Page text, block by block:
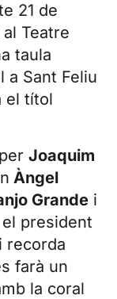
21 de
Teatre
taula
a Sant Feliu
el títol
Joaquim
Àngel
Grande i
president
recorda
farà un
la coral